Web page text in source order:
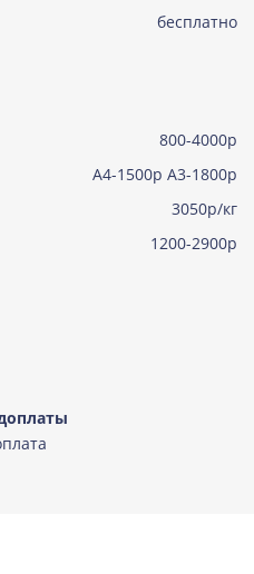
начинке
бесплатно
800-4000р
А4-1500р А3-1800р
3050р/кг
1200-2900р